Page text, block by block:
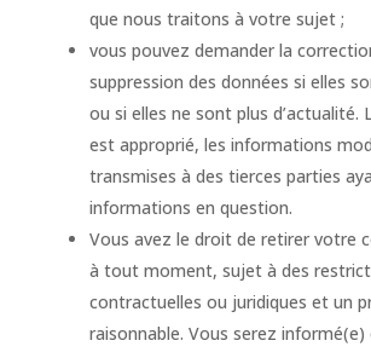
que nous traitons à votre sujet ;
vous pouvez demander la
suppression des données si elles
ou si elles ne sont plus d’actualité.
est approprié, les informations
transmises à des tierces parties
informations en question.
Vous avez le droit de retirer votre
à tout moment, sujet à des
contractuelles ou juridiques et un
raisonnable. Vous serez informé(e)